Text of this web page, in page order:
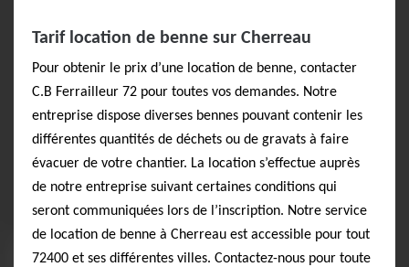
Tarif location de benne sur Cherreau
Pour obtenir le prix d’une location de benne, contacter
C.B Ferrailleur 72 pour toutes vos demandes. Notre
entreprise dispose diverses bennes pouvant contenir les
différentes quantités de déchets ou de gravats à faire
évacuer de votre chantier. La location s’effectue auprès
de notre entreprise suivant certaines conditions qui
seront communiquées lors de l’inscription. Notre service
de location de benne à Cherreau est accessible pour tout
72400 et ses différentes villes. Contactez-nous pour toute